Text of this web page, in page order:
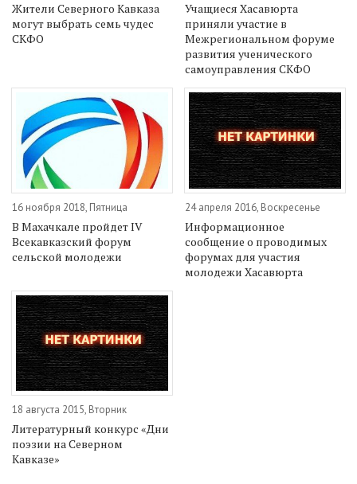
Жители Северного Кавказа
могут выбрать семь чудес
СКФО
Учащиеся Хасавюрта
приняли участие в
Межрегиональном форуме
развития ученического
самоуправления СКФО
16 ноября 2018, Пятница
В Махачкале пройдет IV
Всекавказский форум
сельской молодежи
24 апреля 2016, Воскресенье
Информационное
сообщение о проводимых
форумах для участия
молодежи Хасавюрта
18 августа 2015, Вторник
Литературный конкурс «Дни
поэзии на Северном
Кавказе»